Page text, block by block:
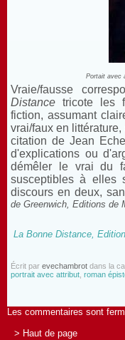
Portait avec
Vraie/fausse
Distance tricote les
fiction, assumant
vrai/faux en
citation de Jean
d'explications ou
démêler le vrai du
susceptibles à elles
discours en deux,
de Greenwich, Editions de
La Bonne Distance,
Écrit par evechambrot dans la
portrait avec attribut roman
Les commentaires sont
> Haut de page